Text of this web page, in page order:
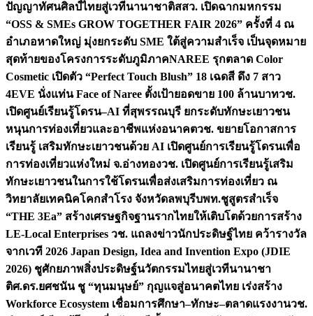
ปัญญาทัศนศิลป์ไทยสู่เวทีนานาชาติสสว. เปิดฉากมหกรรม
“OSS & SMEs GROW TOGETHER FAIR 2026” ครั้งที่ 4 ณ
อำเภอหาดใหญ่ มุ่งยกระดับ SME ใต้สู่ความสำเร็จ เป็นจุดหมาย
สุดท้ายของโครงการระดับภูมิภาคNAREE รุกตลาด Color
Cosmetic เปิดตัว “Perfect Touch Blush” 18 เฉดสี ดึง 7 สาว
4EVE นั่งแท่น Face of Naree ตั้งเป้ายอดขาย 100 ล้านบาทวช.
เปิดศูนย์เรียนรู้โดรน–AI ที่สุพรรณบุรี ยกระดับทักษะเยาวชน
หนุนการท่องเที่ยวและอาชีพแห่งอนาคตวช. ขยายโอกาสการ
เรียนรู้ เสริมทักษะเยาวชนด้วย AI เปิดศูนย์การเรียนรู้โดรนเพื่อ
การท่องเที่ยวแห่งใหม่ จ.อ่างทองวช. เปิดศูนย์การเรียนรู้เสริม
ทักษะเยาวชนในการใช้โดรนเพื่อส่งเสริมการท่องเที่ยว ณ
วิทยาลัยเทคนิคโคกสำโรง จังหวัดลพบุรีบพท.ชูสูตรสำเร็จ
“THE 3Ea” สร้างเศรษฐกิจฐานรากไทยให้เติบโตด้วยการสร้าง
LE-Local Enterprises วช. แถลงข่าวนักประดิษฐ์ไทย คว้ารางวัล
จากเวที 2026 Japan Design, Idea and Invention Expo (JDIE
2026) ชูศักยภาพสิ่งประดิษฐ์นวัตกรรมไทยสู่เวทีนานาชา
ติศ.ดร.ยศชนัน ชู “ทุนมนุษย์” กุญแจสู่อนาคตไทย เร่งสร้าง
Workforce Ecosystem เชื่อมการศึกษา–ทักษะ–ตลาดแรงงานวช.